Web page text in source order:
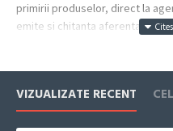
primirii produselor, direct la
emite si chitanta aferenta
VIZUALIZATE RECENT